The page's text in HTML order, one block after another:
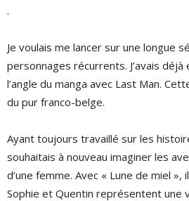
.
Je voulais me lancer sur une longue
personnages récurrents. J’avais
l’angle du manga avec Last Man.
du pur franco-belge.
Ayant toujours travaillé sur les
souhaitais à nouveau imaginer les
d’une femme. Avec « Lune de miel »,
Sophie et Quentin représentent une